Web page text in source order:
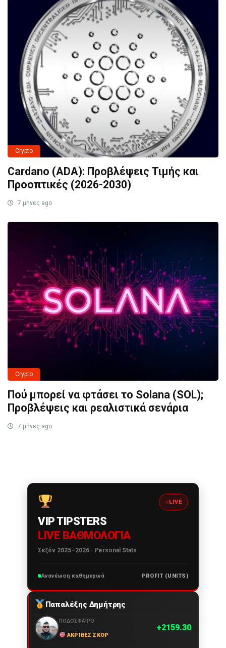
Crypto
Cardano (ADA): Προβλέψεις Τιμής και
Προοπτικές (2026-2030)
7 μήνες ago
Crypto
Πού μπορεί να φτάσει το Solana (SOL);
Προβλέψεις και ρεαλιστικά σενάρια
7 μήνες ago
LIVE
VIP TIPSTERS
LIVE ΒΑΘΜΟΛΟΓΊΑ
Σεζόν 2025–2026 · Personal Stats
Ανανέωση καθημερινά PROFIT (UNITS)
Παπαλέξης Δημήτρης
ΠΟΔΌΣΦΑΙΡΟ
ΑΚΡΙΒΈΣ ΣΚΟΡ
2159.30